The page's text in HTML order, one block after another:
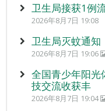
卫生局接获1例
2026年8月7日 19:08
卫生局灭蚊通知
2026年8月7日 19:06
全国青少年阳光
技交流收获丰
2026年8月7日 19:04